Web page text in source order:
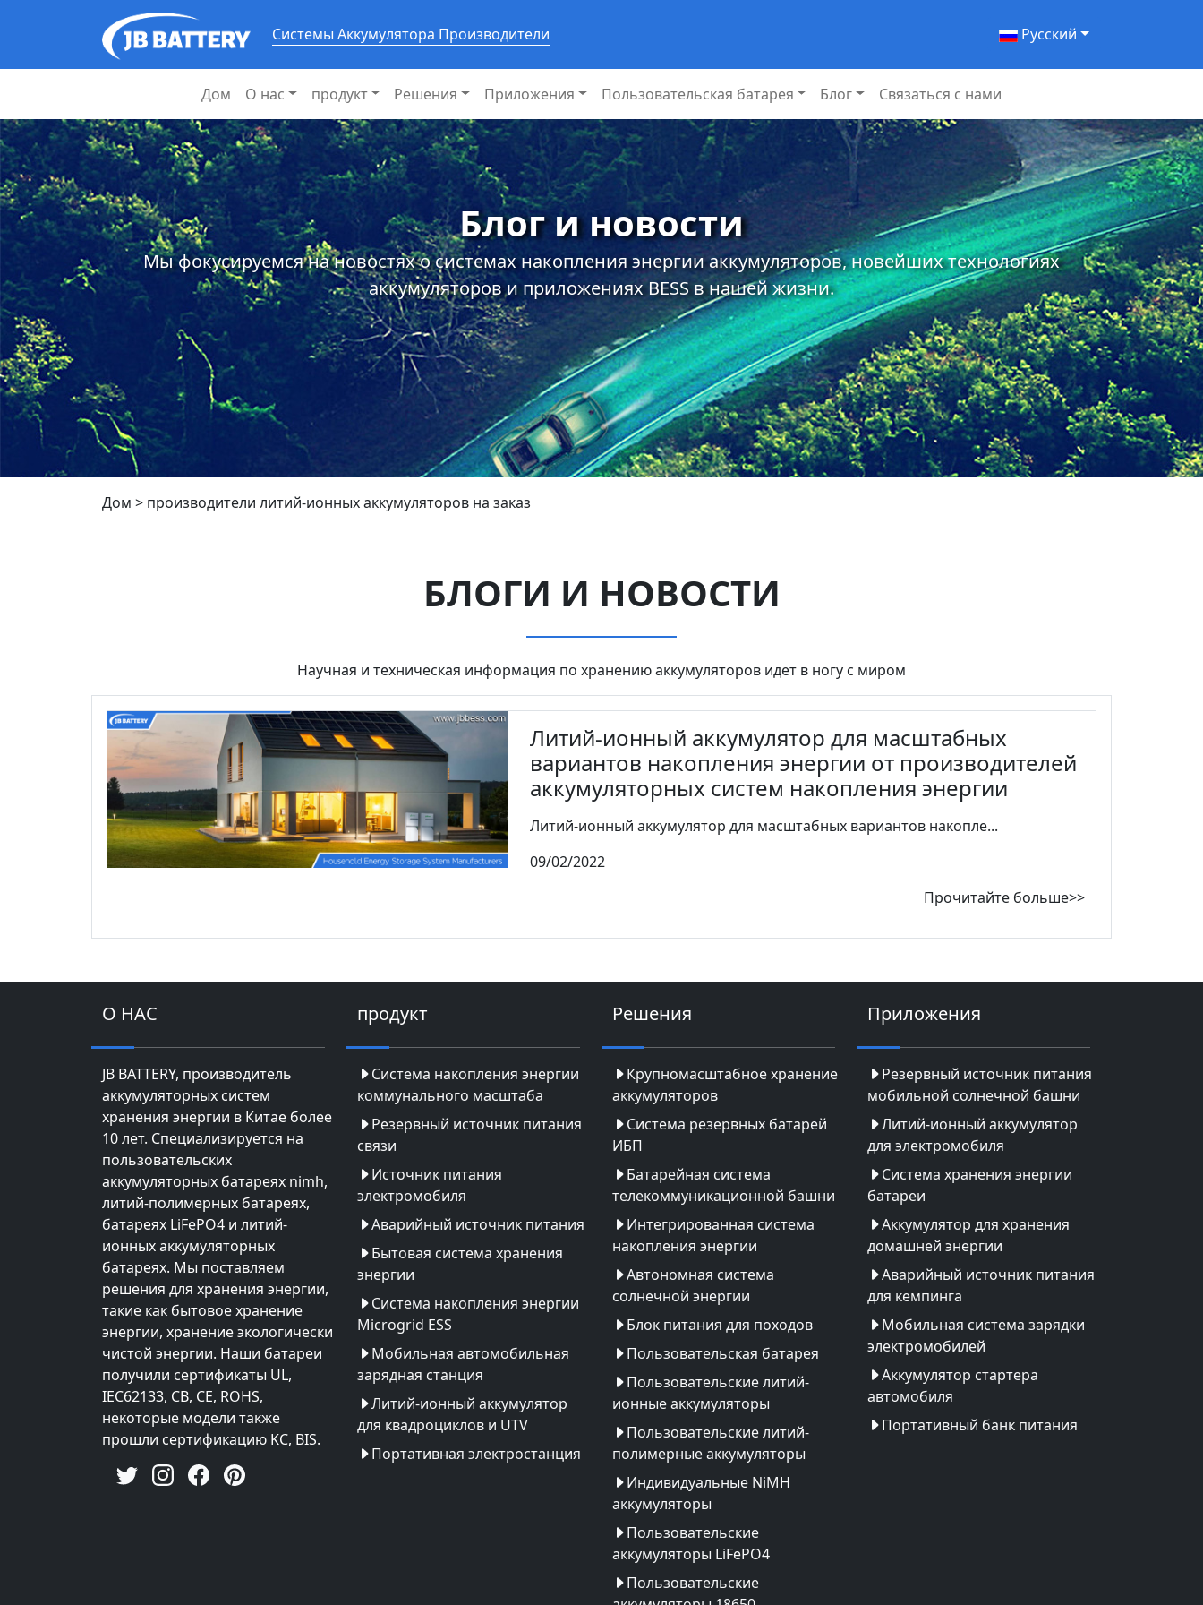
Системы Аккумулятора Производители Pусский
Дом О нас продукт Решения Приложения Пользовательская батарея Блог Связаться с нами
Блог и новости
Мы фокусируемся на новостях о системах накопления энергии аккумуляторов, новейших технологиях
аккумуляторов и приложениях BESS в нашей жизни.
Дом > производители литий-ионных аккумуляторов на заказ
БЛОГИ И НОВОСТИ
Научная и техническая информация по хранению аккумуляторов идет в ногу с миром
Литий-ионный аккумулятор для масштабных
вариантов накопления энергии от производителей
аккумуляторных систем накопления энергии
Литий-ионный аккумулятор для масштабных вариантов накопле...
09/02/2022
Прочитайте больше>>
О НАС
JB BATTERY, производитель
аккумуляторных систем
хранения энергии в Китае более
10 лет. Специализируется на
пользовательских
аккумуляторных батареях nimh,
литий-полимерных батареях,
батареях LiFePO4 и литий-
ионных аккумуляторных
батареях. Мы поставляем
решения для хранения энергии,
такие как бытовое хранение
энергии, хранение экологически
чистой энергии. Наши батареи
получили сертификаты UL,
IEC62133, CB, CE, ROHS,
некоторые модели также
прошли сертификацию KC, BIS.
продукт
Система накопления энергии
коммунального масштаба
Резервный источник питания
связи
Источник питания
электромобиля
Аварийный источник питания
Бытовая система хранения
энергии
Система накопления энергии
Microgrid ESS
Мобильная автомобильная
зарядная станция
Литий-ионный аккумулятор
для квадроциклов и UTV
Портативная электростанция
Решения
Крупномасштабное хранение
аккумуляторов
Система резервных батарей
ИБП
Батарейная система
телекоммуникационной башни
Интегрированная система
накопления энергии
Автономная система
солнечной энергии
Блок питания для походов
Пользовательская батарея
Пользовательские литий-
ионные аккумуляторы
Пользовательские литий-
полимерные аккумуляторы
Индивидуальные NiMH
аккумуляторы
Пользовательские
аккумуляторы LiFePO4
Пользовательские
Приложения
Резервный источник питания
мобильной солнечной башни
Литий-ионный аккумулятор
для электромобиля
Система хранения энергии
батареи
Аккумулятор для хранения
домашней энергии
Аварийный источник питания
для кемпинга
Мобильная система зарядки
электромобилей
Аккумулятор стартера
автомобиля
Портативный банк питания